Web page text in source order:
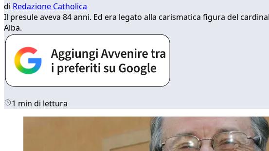
di Redazione Catholica
Il presule aveva 84 anni. Ed era legato alla carismatica figura del
Alba.
1 min di lettura